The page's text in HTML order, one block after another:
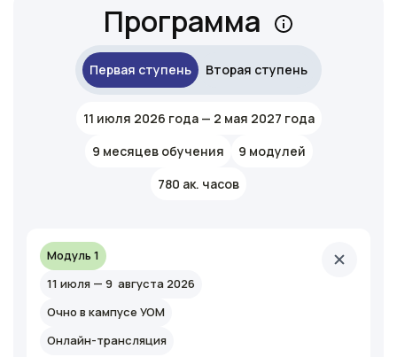
Программа
Первая ступень Вторая ступень
11 июля 2026 года — 2 мая 2027 года
9 месяцев обучения
9 модулей
780 ак. часов
Модуль 1
11 июля — 9 августа 2026
Очно в кампусе УОМ
Онлайн-трансляция